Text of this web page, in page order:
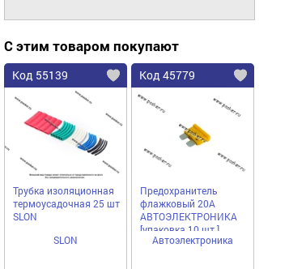
С этим товаром покупают
Код 55139
Трубка изоляционная
термоусадочная 25 шт
SLON
SLON
Код 45779
Предохранитель
флажковый 20A
АВТОЭЛЕКТРОНИКА
[упаковка 10 шт.]
Автоэлектроника